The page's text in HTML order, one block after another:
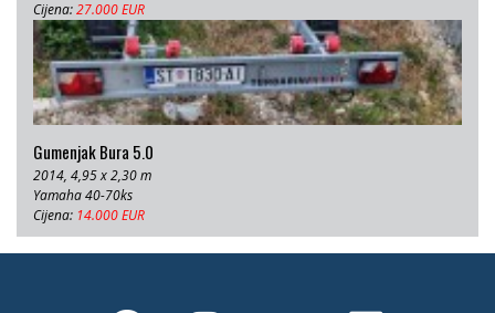
Cijena:27.000 EUR
Gumenjak Bura 5.0
2014, 4,95 x 2,30 m
Yamaha 40-70ks
Cijena: 14.000 EUR